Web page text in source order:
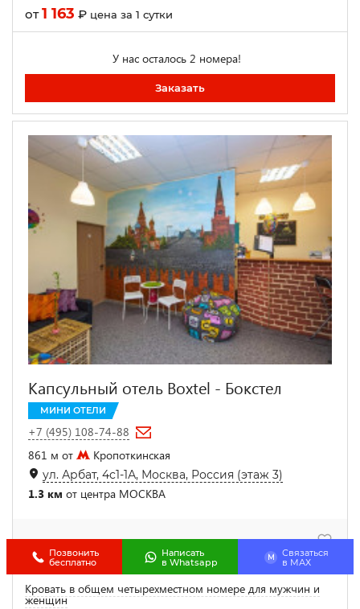
от1 163 ₽ цена за 1 сутки
У нас осталось 2 номера!
Заказать
Капсульный отель Boxtel - Бокстел
МИНИ ОТЕЛИ
+7 (495) 108-74-88
861 м от
Кропоткинская
ул. Арбат, 4с1-1А, Москва, Россия (этаж 3)
1.3 км от центра МОСКВА
Кровать в общем четырехместном номере для мужчин и
женщин
Позвонить
бесплатно
Написать
в Whatsapp
M
Связаться
в МАХ